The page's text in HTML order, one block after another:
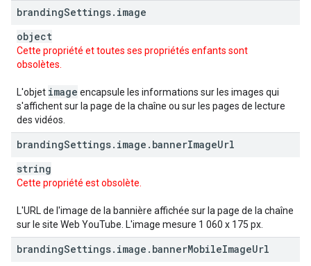
brandingSettings. image
object
Cette propriété et toutes ses propriétés enfants sont
obsolètes.
L'objet image encapsule les informations sur les images qui
s'affichent sur la page de la chaîne ou sur les pages de lecture
des vidéos.
brandingSettings. image . bannerImageUrl
string
Cette propriété est obsolète.
L'URL de l'image de la bannière affichée sur la page de la chaîne
sur le site Web YouTube. L'image mesure 1 060 x 175 px.
brandingSettings. image . bannerMobileImageUrl